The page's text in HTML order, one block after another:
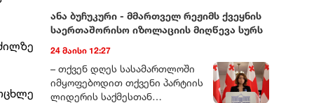
ანა ბუჩუკური - მმართველ რეჟიმს ქვეყნის
საერთაშორისო იზოლაციის მიღწევა სურს
24 მაისი 12:27
– თქვენ დღეს სასამართლოში
იმყოფებოდით თქვენი პარტიის
ლიდერის საქმესთან